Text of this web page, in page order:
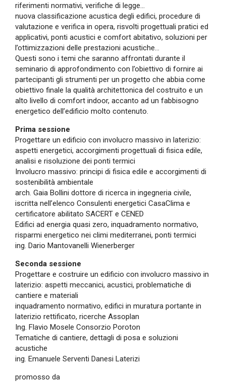
riferimenti normativi, verifiche di legge…
nuova classificazione acustica degli edifici, procedure di
valutazione e verifica in opera, risvolti progettuali pratici ed
applicativi, ponti acustici e comfort abitativo, soluzioni per
l’ottimizzazioni delle prestazioni acustiche…
Questi sono i temi che saranno affrontati durante il
seminario di approfondimento con l’obiettivo di fornire ai
partecipanti gli strumenti per un progetto che abbia come
obiettivo finale la qualità architettonica del costruito e un
alto livello di comfort indoor, accanto ad un fabbisogno
energetico dell’edificio molto contenuto.
Prima sessione
Progettare un edificio con involucro massivo in laterizio:
aspetti energetici, accorgimenti progettuali di fisica edile,
analisi e risoluzione dei ponti termici
Involucro massivo: principi di fisica edile e accorgimenti di
sostenibilità ambientale
arch. Gaia Bollini dottore di ricerca in ingegneria civile,
iscritta nell’elenco Consulenti energetici CasaClima e
certificatore abilitato SACERT e CENED
Edifici ad energia quasi zero, inquadramento normativo,
risparmi energetico nei climi mediterranei, ponti termici
ing. Dario Mantovanelli Wienerberger
Seconda sessione
Progettare e costruire un edificio con involucro massivo in
laterizio: aspetti meccanici, acustici, problematiche di
cantiere e materiali
inquadramento normativo, edifici in muratura portante in
laterizio rettificato, ricerche Assoplan
Ing. Flavio Mosele Consorzio Poroton
Tematiche di cantiere, dettagli di posa e soluzioni
acustiche
ing. Emanuele Serventi Danesi Laterizi
promosso da